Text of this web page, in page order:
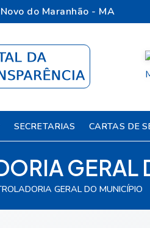
do Maranhão - MA
SECRETARIAS CARTAS DE
GERAL
GERAL DO MUNICÍPIO